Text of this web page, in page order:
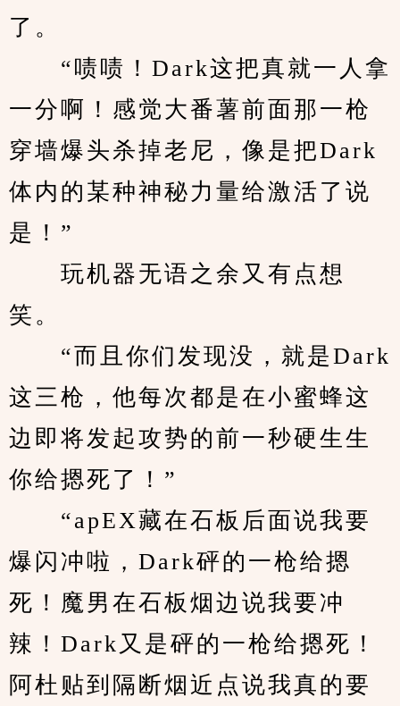
了。
“啧啧！Dark这把真就一人拿
一分啊！感觉大番薯前面那一枪
穿墙爆头杀掉老尼，像是把Dark
体内的某种神秘力量给激活了说
是！”
玩机器无语之余又有点想
笑。
“而且你们发现没，就是Dark
这三枪，他每次都是在小蜜蜂这
边即将发起攻势的前一秒硬生生
你给摁死了！”
“apEX藏在石板后面说我要
爆闪冲啦，Dark砰的一枪给摁
死！魔男在石板烟边说我要冲
辣！Dark又是砰的一枪给摁死！
阿杜贴到隔断烟近点说我真的要